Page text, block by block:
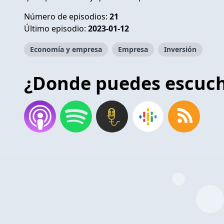
Número de episodios: 21
Último episodio: 2023-01-12
Economía y empresa Empresa Inversión
¿Donde puedes